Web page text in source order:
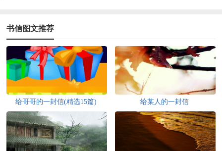
书信图文推荐
给哥哥的一封信(精选15篇) 给某人的一封信